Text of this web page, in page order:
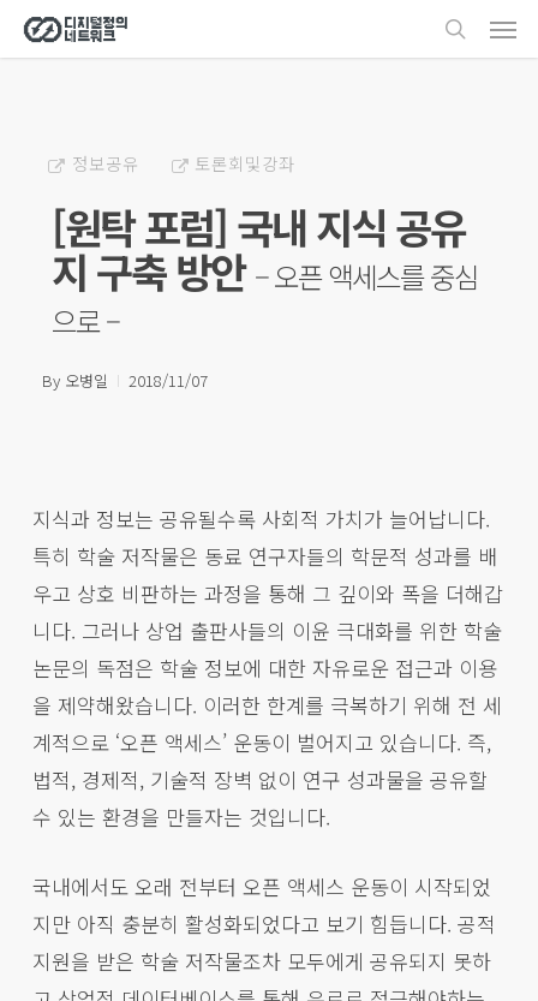
Skip
to
search
정보공유 토론회및강좌
[원탁 포럼] 국내 지식 공유
지 구축 방안 – 오픈 액세스를 중심
으로 –
By 오병일 2018/11/07
지식과 정보는 공유될수록 사회적 가치가 늘어납니다.
특히 학술 저작물은 동료 연구자들의 학문적 성과를 배
우고 상호 비판하는 과정을 통해 그 깊이와 폭을 더해갑
니다. 그러나 상업 출판사들의 이윤 극대화를 위한 학술
논문의 독점은 학술 정보에 대한 자유로운 접근과 이용
을 제약해왔습니다. 이러한 한계를 극복하기 위해 전 세
계적으로 ‘오픈 액세스’ 운동이 벌어지고 있습니다. 즉,
법적, 경제적, 기술적 장벽 없이 연구 성과물을 공유할
수 있는 환경을 만들자는 것입니다.
국내에서도 오래 전부터 오픈 액세스 운동이 시작되었
지만 아직 충분히 활성화되었다고 보기 힘듭니다. 공적
지원을 받은 학술 저작물조차 모두에게 공유되지 못하